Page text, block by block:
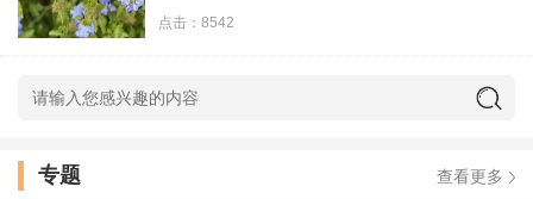
点击：8542
专题 查看更多